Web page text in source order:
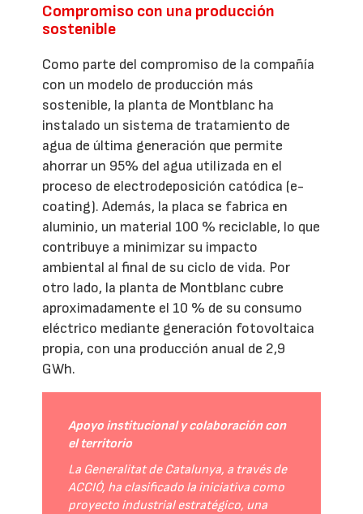
Compromiso con una producción
sostenible
Como parte del compromiso de la compañía
con un modelo de producción más
sostenible, la planta de Montblanc ha
instalado un sistema de tratamiento de
agua de última generación que permite
ahorrar un 95% del agua utilizada en el
proceso de electrodeposición catódica (e-
coating). Además, la placa se fabrica en
aluminio, un material 100 % reciclable, lo que
contribuye a minimizar su impacto
ambiental al final de su ciclo de vida. Por
otro lado, la planta de Montblanc cubre
aproximadamente el 10 % de su consumo
eléctrico mediante generación fotovoltaica
propia, con una producción anual de 2,9
GWh.
Apoyo institucional y colaboración con
el territorio
La Generalitat de Catalunya, a través de
ACCIÓ, ha clasificado la iniciativa como
proyecto industrial estratégico, una